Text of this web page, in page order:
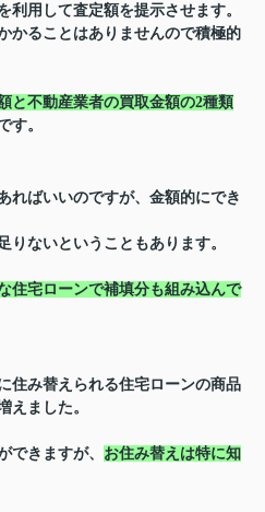
利用して査定額を提示させます。
かることはありませんので積極的
と不動産業者の買取金額の2種類
す。
ればいいのですが、金額的にでき
りないということもあります。
住宅ローンで補填分も組み込んで
住み替えられる住宅ローンの商品
えました。
できますが、 お住み替えは特に知